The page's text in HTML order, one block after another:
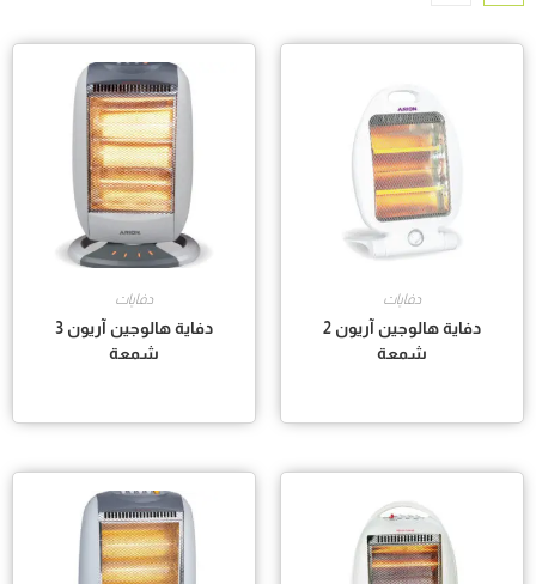
دفايات
دفاية هالوجين آريون 2
شمعة
دفايات
دفاية هالوجين آريون 3
شمعة